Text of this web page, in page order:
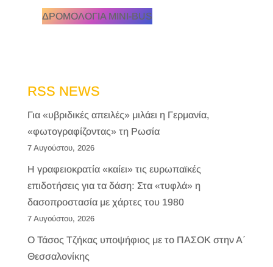
ΔΡΟΜΟΛΟΓΙΑ MINI-BUS
RSS NEWS
Για «υβριδικές απειλές» μιλάει η Γερμανία,
«φωτογραφίζοντας» τη Ρωσία
7 Αυγούστου, 2026
H γραφειοκρατία «καίει» τις ευρωπαϊκές
επιδοτήσεις για τα δάση: Στα «τυφλά» η
δασοπροστασία με χάρτες του 1980
7 Αυγούστου, 2026
Ο Τάσος Τζήκας υποψήφιος με το ΠΑΣΟΚ στην Α΄
Θεσσαλονίκης